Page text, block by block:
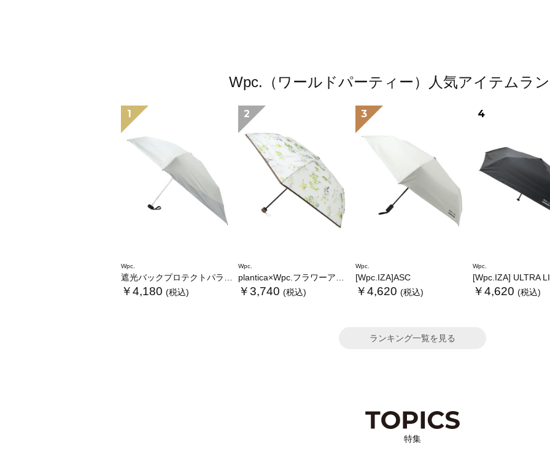
Wpc.（ワールドパーティー）人気アイテムラ
1
Wpc.
遮光バックプロテクトパラソル tiny
￥4,180 (税込)
2
Wpc.
plantica×Wpc.フラワーアンブレラプラスティックmini
￥3,740 (税込)
3
Wpc.
[Wpc.IZA]ASC
￥4,620 (税込)
4
Wpc.
[Wpc.IZA] ULTRA
￥4,620 (税込)
ランキング一覧を見る
特集